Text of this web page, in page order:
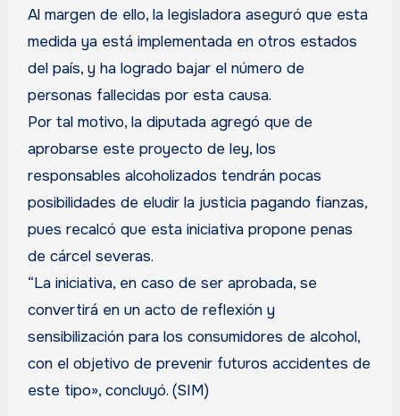
Al margen de ello, la legisladora aseguró que esta
medida ya está implementada en otros estados
del país, y ha logrado bajar el número de
personas fallecidas por esta causa.
Por tal motivo, la diputada agregó que de
aprobarse este proyecto de ley, los
responsables alcoholizados tendrán pocas
posibilidades de eludir la justicia pagando fianzas,
pues recalcó que esta iniciativa propone penas
de cárcel severas.
“La iniciativa, en caso de ser aprobada, se
convertirá en un acto de reflexión y
sensibilización para los consumidores de alcohol,
con el objetivo de prevenir futuros accidentes de
este tipo», concluyó. (SIM)